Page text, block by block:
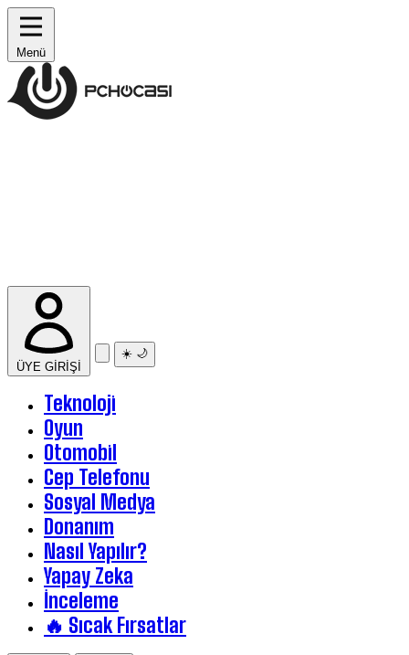
Menü
ÜYE GİRİŞİ
☀️ 🌙
Teknoloji
Oyun
Otomobil
Cep Telefonu
Sosyal Medya
Donanım
Nasıl Yapılır?
Yapay Zeka
İnceleme
🔥 Sıcak Fırsatlar